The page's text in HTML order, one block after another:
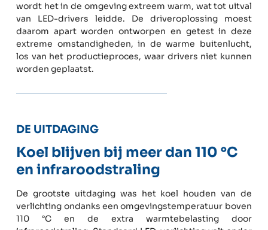
wordt het in de omgeving extreem warm, wat tot uitval
van LED-drivers leidde. De driveroplossing moest
daarom apart worden ontworpen en getest in deze
extreme omstandigheden, in de warme buitenlucht,
los van het productieproces, waar drivers niet kunnen
worden geplaatst.
DE UITDAGING
Koel blijven bij meer dan 110 °C
en infraroodstraling
De grootste uitdaging was het koel houden van de
verlichting ondanks een omgevingstemperatuur boven
110 °C en de extra warmtebelasting door